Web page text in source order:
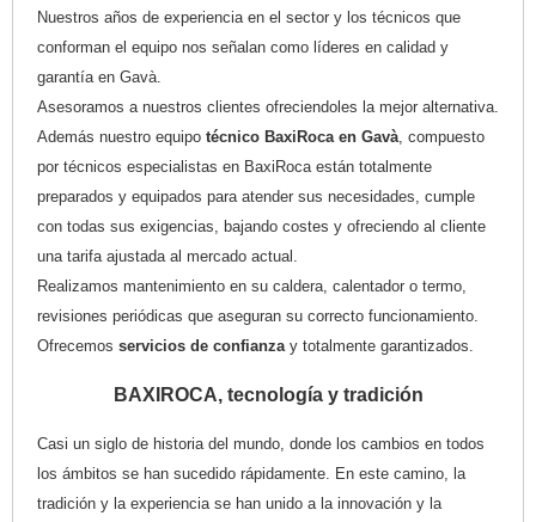
Nuestros años de experiencia en el sector y los técnicos que
conforman el equipo nos señalan como líderes en calidad y
garantía en Gavà.
Asesoramos a nuestros clientes ofreciendoles la mejor alternativa.
Además nuestro equipo técnico BaxiRoca en Gavà , compuesto
por técnicos especialistas en BaxiRoca están totalmente
preparados y equipados para atender sus necesidades, cumple
con todas sus exigencias, bajando costes y ofreciendo al cliente
una tarifa ajustada al mercado actual.
Realizamos mantenimiento en su caldera, calentador o termo,
revisiones periódicas que aseguran su correcto funcionamiento.
Ofrecemos servicios de confianza y totalmente garantizados.
BAXIROCA, tecnología y tradición
Casi un siglo de historia del mundo, donde los cambios en todos
los ámbitos se han sucedido rápidamente. En este camino, la
tradición y la experiencia se han unido a la innovación y la